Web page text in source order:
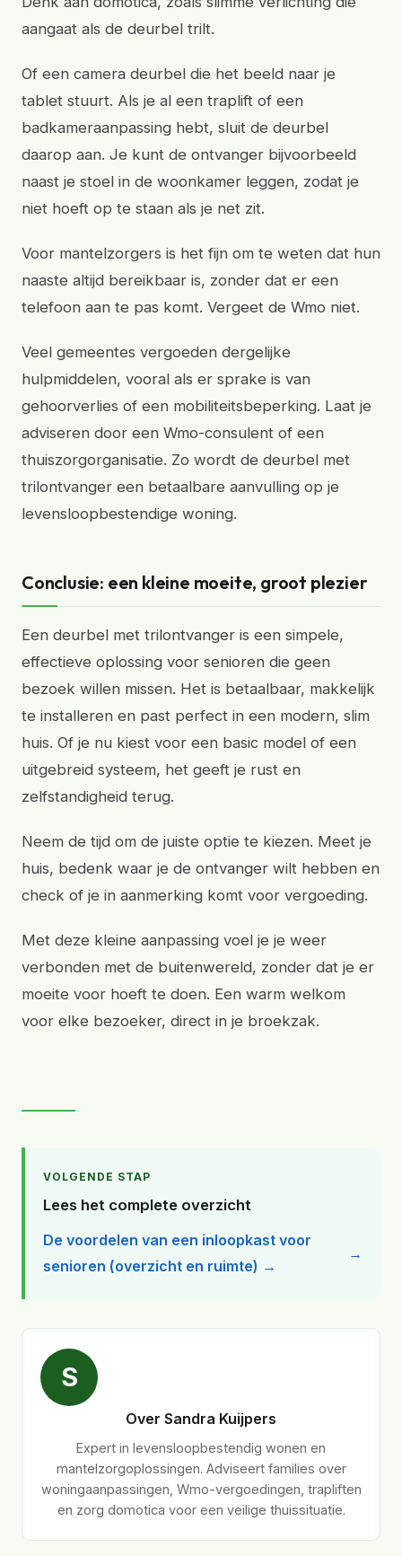
aangaat als de deurbel trilt.
Of een camera deurbel die het beeld naar je
tablet stuurt. Als je al een traplift of een
badkameraanpassing hebt, sluit de deurbel
daarop aan. Je kunt de ontvanger bijvoorbeeld
naast je stoel in de woonkamer leggen, zodat je
niet hoeft op te staan als je net zit.
Voor mantelzorgers is het fijn om te weten dat hun
naaste altijd bereikbaar is, zonder dat er een
telefoon aan te pas komt. Vergeet de Wmo niet.
Veel gemeentes vergoeden dergelijke
hulpmiddelen, vooral als er sprake is van
gehoorverlies of een mobiliteitsbeperking. Laat je
adviseren door een Wmo-consulent of een
thuiszorgorganisatie. Zo wordt de deurbel met
trilontvanger een betaalbare aanvulling op je
levensloopbestendige woning.
Conclusie: een kleine moeite, groot plezier
Een deurbel met trilontvanger is een simpele,
effectieve oplossing voor senioren die geen
bezoek willen missen. Het is betaalbaar, makkelijk
te installeren en past perfect in een modern, slim
huis. Of je nu kiest voor een basic model of een
uitgebreid systeem, het geeft je rust en
zelfstandigheid terug.
Neem de tijd om de juiste optie te kiezen. Meet je
huis, bedenk waar je de ontvanger wilt hebben en
check of je in aanmerking komt voor vergoeding.
Met deze kleine aanpassing voel je je weer
verbonden met de buitenwereld, zonder dat je er
moeite voor hoeft te doen. Een warm welkom
voor elke bezoeker, direct in je broekzak.
VOLGENDE STAP
Lees het complete overzicht
De voordelen van een inloopkast voor
senioren (overzicht en ruimte) →
S
Over Sandra Kuijpers
Expert in levensloopbestendig wonen en
mantelzorgoplossingen. Adviseert families over
woningaanpassingen, Wmo-vergoedingen, trapliften
en zorg domotica voor een veilige thuissituatie.